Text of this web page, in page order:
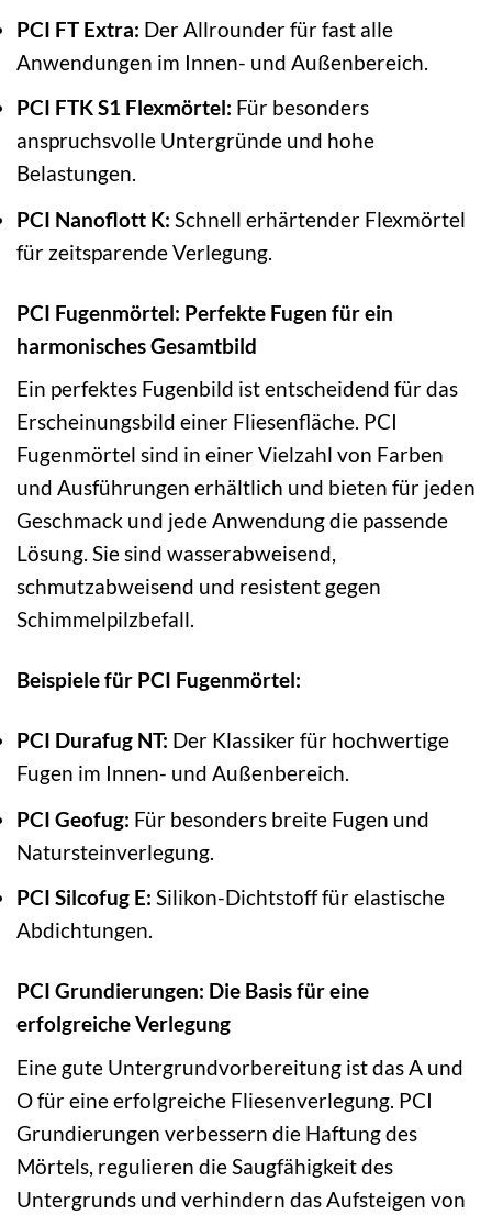
PCI FT Extra: Der Allrounder für fast alle
Anwendungen im Innen- und Außenbereich.
PCI FTK S1 Flexmörtel: Für besonders
anspruchsvolle Untergründe und hohe
Belastungen.
PCI Nanoflott K: Schnell erhärtender Flexmörtel
für zeitsparende Verlegung.
PCI Fugenmörtel: Perfekte Fugen für ein
harmonisches Gesamtbild
Ein perfektes Fugenbild ist entscheidend für das
Erscheinungsbild einer Fliesenfläche. PCI
Fugenmörtel sind in einer Vielzahl von Farben
und Ausführungen erhältlich und bieten für jeden
Geschmack und jede Anwendung die passende
Lösung. Sie sind wasserabweisend,
schmutzabweisend und resistent gegen
Schimmelpilzbefall.
Beispiele für PCI Fugenmörtel:
PCI Durafug NT: Der Klassiker für hochwertige
Fugen im Innen- und Außenbereich.
PCI Geofug: Für besonders breite Fugen und
Natursteinverlegung.
PCI Silcofug E: Silikon-Dichtstoff für elastische
Abdichtungen.
PCI Grundierungen: Die Basis für eine
erfolgreiche Verlegung
Eine gute Untergrundvorbereitung ist das A und
O für eine erfolgreiche Fliesenverlegung. PCI
Grundierungen verbessern die Haftung des
Mörtels, regulieren die Saugfähigkeit des
Untergrunds und verhindern das Aufsteigen von